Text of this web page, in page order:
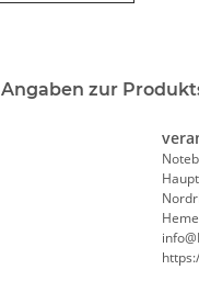
Angaben zur